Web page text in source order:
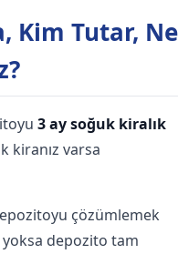
Kim Tutar, Ne
3 ay soğuk kiralık
kiranız varsa
çözümlemek
yoksa depozito tam